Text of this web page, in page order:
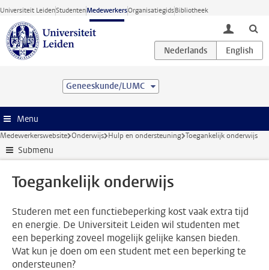
Ga direct naar de inhoud
Universiteit LeidenStudentenMedewerkersOrganisatiegidsBibliotheek
toggle
Geneeskunde/LUMC
Menu
Medewerkerswebsite Onderwijs Hulp en ondersteuning Toegankelijk onderwijs
Submenu
Toegankelijk onderwijs
Studeren met een functiebeperking kost vaak extra tijd
en energie. De Universiteit Leiden wil studenten met
een beperking zoveel mogelijk gelijke kansen bieden.
Wat kun je doen om een student met een beperking te
ondersteunen?